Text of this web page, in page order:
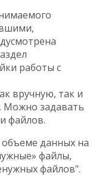
работы с
вручную, так и
Можно задавать
файлов.
данных на
файлы,
файлов".